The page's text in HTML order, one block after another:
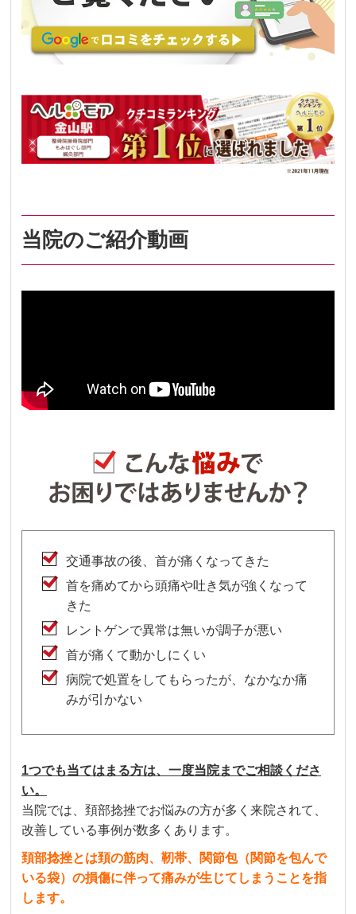
当院のご紹介動画
交通事故の後、首が痛くなってきた
首を痛めてから頭痛や吐き気が強くなって
きた
レントゲンで異常は無いが調子が悪い
首が痛くて動かしにくい
病院で処置をしてもらったが、なかなか痛
みが引かない
1つでも当てはまる方は、一度当院までご相談くださ
い。
当院では、頚部捻挫でお悩みの方が多く来院されて、
改善している事例が数多くあります。
頚部捻挫とは頚の筋肉、靭帯、関節包（関節を包んで
いる袋）の損傷に伴って痛みが生じてしまうことを指
します。